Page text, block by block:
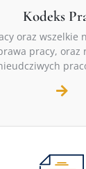
Kodeks
oraz wszelkie
pracy, oraz